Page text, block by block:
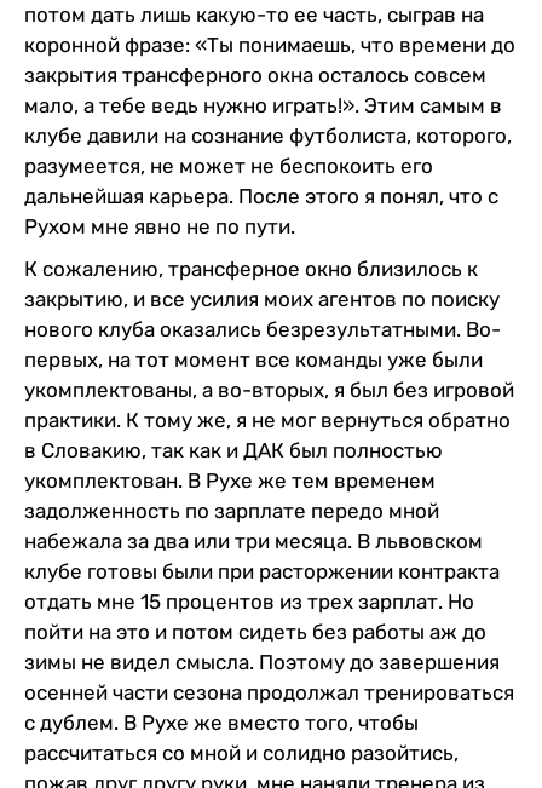
потом дать лишь какую-то ее часть, сыграв на
коронной фразе: «Ты понимаешь, что времени до
закрытия трансферного окна осталось совсем
мало, а тебе ведь нужно играть!». Этим самым в
клубе давили на сознание футболиста, которого,
разумеется, не может не беспокоить его
дальнейшая карьера. После этого я понял, что с
Рухом мне явно не по пути.
К сожалению, трансферное окно близилось к
закрытию, и все усилия моих агентов по поиску
нового клуба оказались безрезультатными. Во-
первых, на тот момент все команды уже были
укомплектованы, а во-вторых, я был без игровой
практики. К тому же, я не мог вернуться обратно
в Словакию, так как и ДАК был полностью
укомплектован. В Рухе же тем временем
задолженность по зарплате передо мной
набежала за два или три месяца. В львовском
клубе готовы были при расторжении контракта
отдать мне 15 процентов из трех зарплат. Но
пойти на это и потом сидеть без работы аж до
зимы не видел смысла. Поэтому до завершения
осенней части сезона продолжал тренироваться
с дублем. В Рухе же вместо того, чтобы
рассчитаться со мной и солидно разойтись,
пожав друг другу руки, мне наняли тренера из